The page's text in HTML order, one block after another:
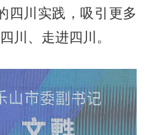
四川实践，吸引更多
川、走进四川。